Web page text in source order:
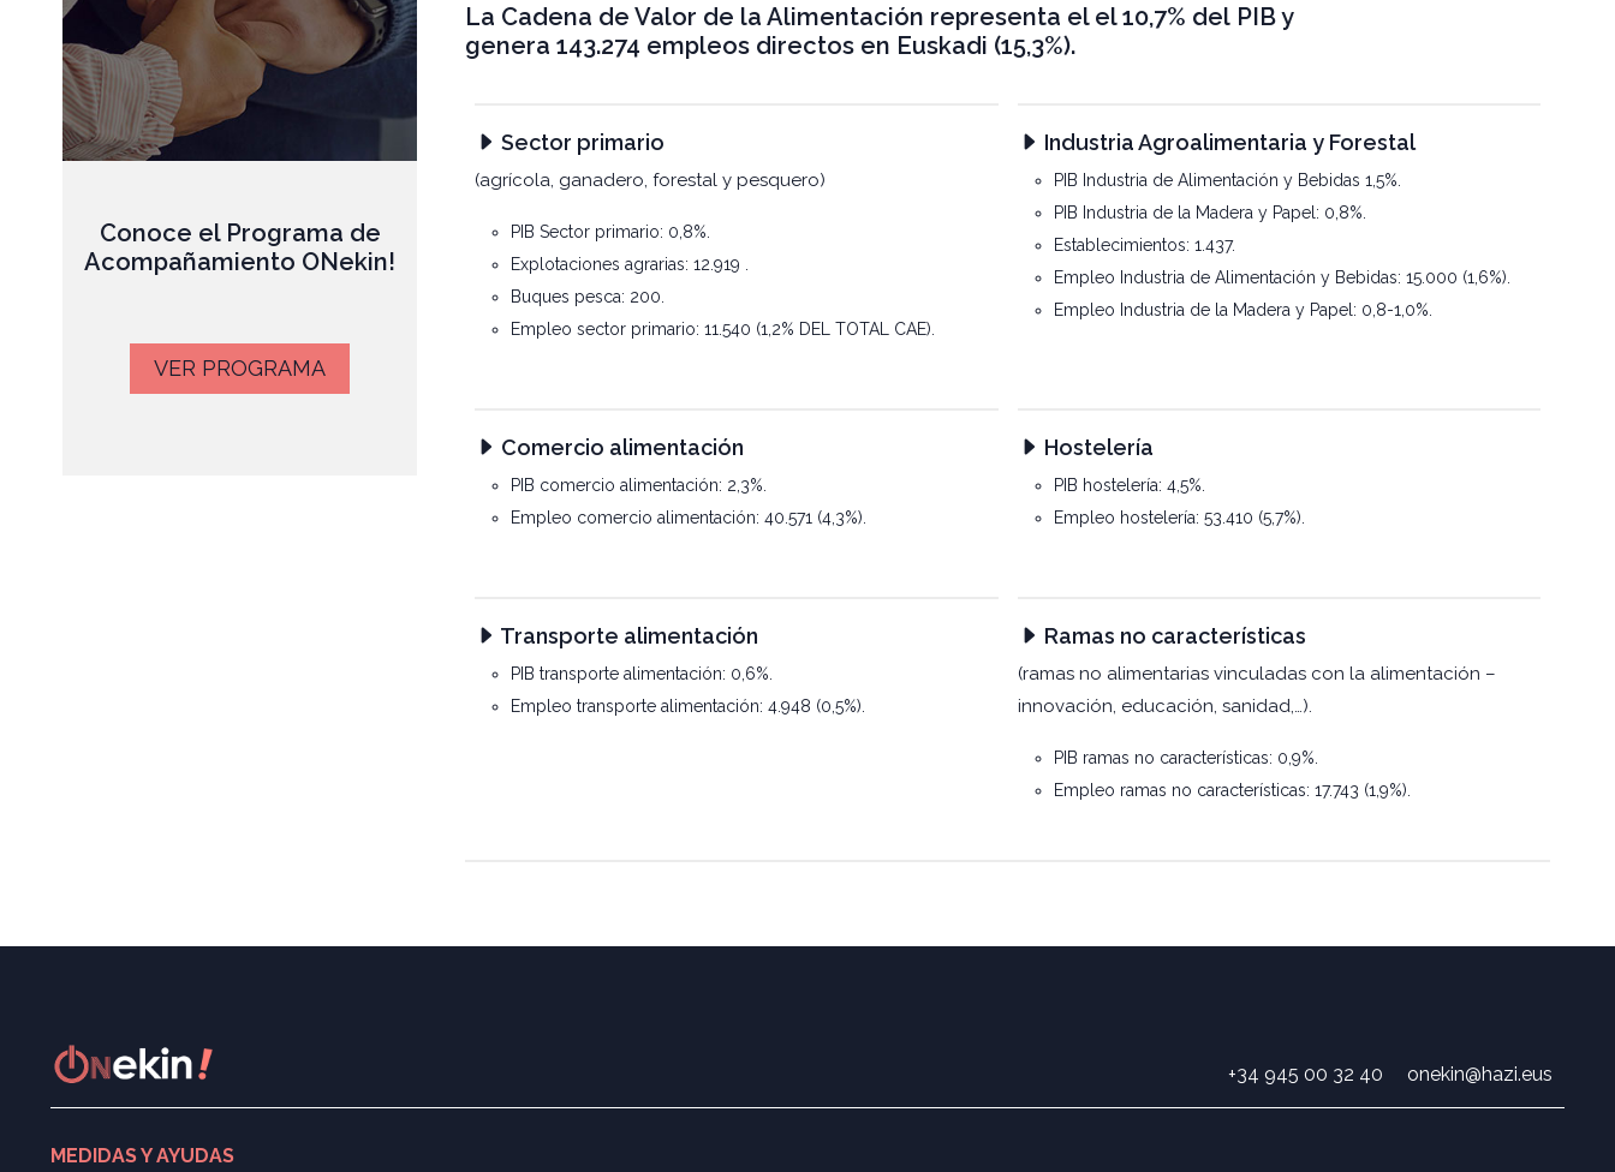
Conoce el Programa de
Acompañamiento ONekin!
VER PROGRAMA
La Cadena de Valor de la Alimentación representa el el 10,7% del PIB y
genera 143.274 empleos directos en Euskadi (15,3%).
Sector primario
(agrícola, ganadero, forestal y pesquero)
PIB Sector primario: 0,8%.
Explotaciones agrarias: 12.919 .
Buques pesca: 200.
Empleo sector primario: 11.540 (1,2% DEL TOTAL CAE).
Industria Agroalimentaria y Forestal
PIB Industria de Alimentación y Bebidas 1,5%.
PIB Industria de la Madera y Papel: 0,8%.
Establecimientos: 1.437.
Empleo Industria de Alimentación y Bebidas: 15.000 (1,6%).
Empleo Industria de la Madera y Papel: 0,8-1,0%.
Comercio alimentación
PIB comercio alimentación: 2,3%.
Empleo comercio alimentación: 40.571 (4,3%).
Hostelería
PIB hostelería: 4,5%.
Empleo hostelería: 53.410 (5,7%).
Transporte alimentación
PIB transporte alimentación: 0,6%.
Empleo transporte alimentación: 4.948 (0,5%).
Ramas no características
(ramas no alimentarias vinculadas con la alimentación –
innovación, educación, sanidad,…).
PIB ramas no características: 0,9%.
Empleo ramas no características: 17.743 (1,9%).
+34 945 00 32 40 onekin@hazi.eus
MEDIDAS Y AYUDAS